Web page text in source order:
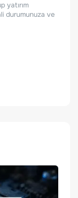
yatırım
durumunuza ve